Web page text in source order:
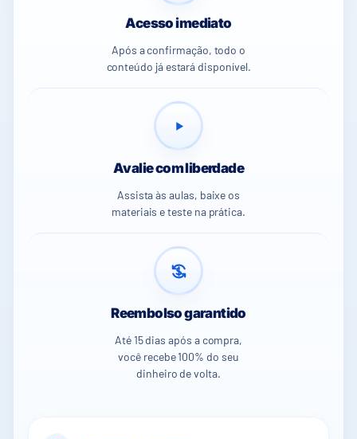
Acesso imediato
Após a confirmação, todo o
conteúdo já estará disponível.
Avalie com liberdade
Assista às aulas, baixe os
materiais e teste na prática.
Reembolso garantido
Até 15 dias após a compra,
você recebe 100% do seu
dinheiro de volta.